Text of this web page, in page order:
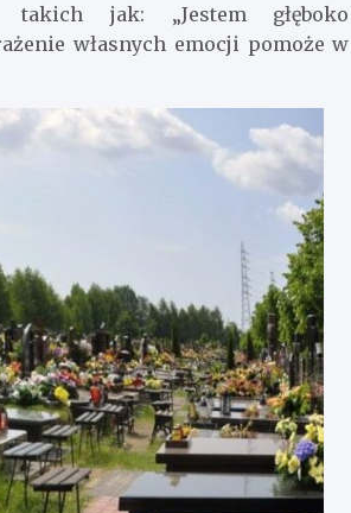
jak: „Jestem głęboko
własnych emocji pomoże w